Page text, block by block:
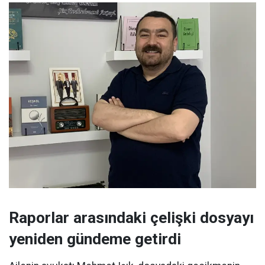
Raporlar arasındaki çelişki dosyayı
yeniden gündeme getirdi